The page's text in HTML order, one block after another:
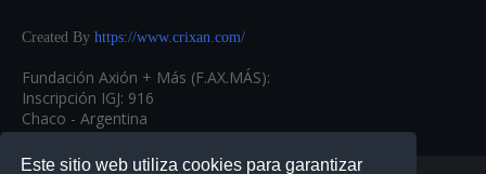
Este sitio web utiliza cookies para garantizar
Created By https://www.crixan.com/
Fundación Axión + Más (F.AX.MÁS):
Inscripción IGJ: 916
Chaco - Argentina